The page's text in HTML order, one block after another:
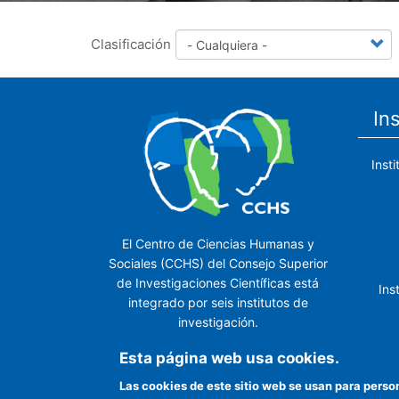
Clasificación
El Centro de Ciencias Humanas y
Sociales (CCHS) del Consejo Superior
de Investigaciones Científicas está
integrado por seis institutos de
investigación.
Esta página web usa cookies.
Las cookies de este sitio web se usan para